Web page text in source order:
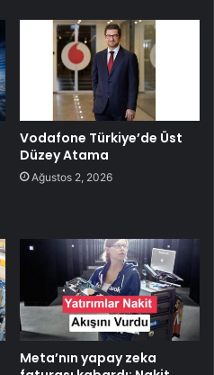
Vodafone Türkiye’de Üst
Düzey Atama
Ağustos 2, 2026
Meta’nın yapay zeka